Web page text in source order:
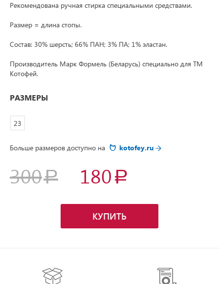
Рекомендована ручная стирка специальными средствами.
Размер = длина стопы.
Состав: 30% шерсть; 66% ПАН; 3% ПА; 1% эластан.
Производитель Марк Формель (Беларусь) специально для ТМ
Котофей.
РАЗМЕРЫ
23
Больше размеров доступно на kotofey.ru
300 180
КУПИТЬ